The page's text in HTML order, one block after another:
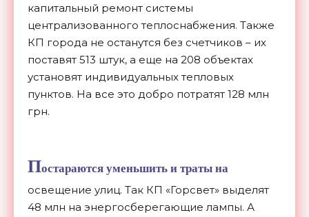
капитальный ремонт системы
централизованного теплоснабжения. Также
КП города не останутся без счетчиков – их
поставят 513 штук, а еще на 208 объектах
установят индивидуальных тепловых
пунктов. На все это добро потратят 128 млн
грн.
Постараются уменьшить и траты на
освещение улиц. Так КП «Горсвет» выделят
48 млн на энергосберегающие лампы. А